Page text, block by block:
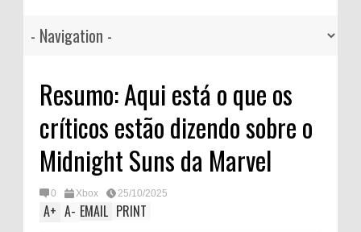
Resumo: Aqui está o que os
críticos estão dizendo sobre o
Midnight Suns da Marvel
0 Xbox 25/10/2025
A+ A- EMAIL PRINT